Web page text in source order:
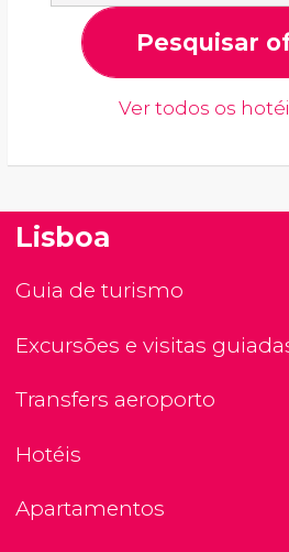
Pesquisar
Ver todos os
Lisboa
Guia de turismo
Excursões e visitas
Transfers aeroporto
Hotéis
Apartamentos